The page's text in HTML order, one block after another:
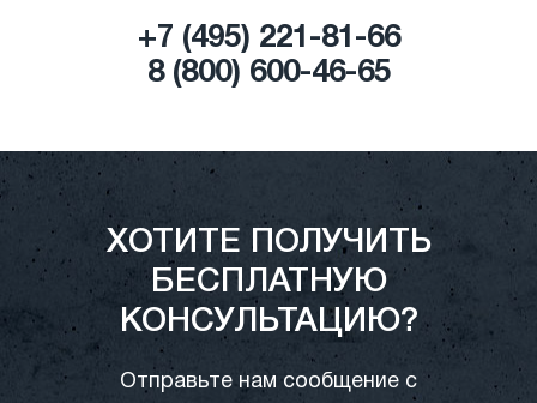
+7 (495) 221-81-66
|
8 (800) 600-46-65
ХОТИТЕ ПОЛУЧИТЬ
БЕСПЛАТНУЮ
КОНСУЛЬТАЦИЮ?
Отправьте нам сообщение с